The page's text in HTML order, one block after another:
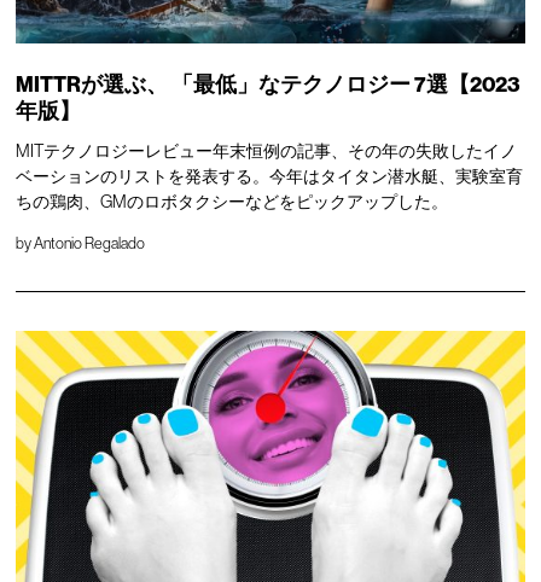
MITTRが選ぶ、 「最低」なテクノロジー7選【2023
年版】
MITテクノロジーレビュー年末恒例の記事、その年の失敗したイノ
ベーションのリストを発表する。今年はタイタン潜水艇、実験室育
ちの鶏肉、GMのロボタクシーなどをピックアップした。
byAntonio Regalado